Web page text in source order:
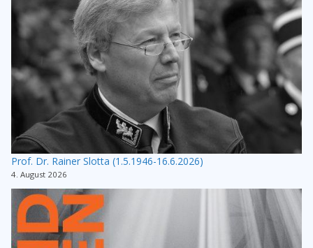
Prof. Dr. Rainer Slotta (1.5.1946-16.6.2026)
4. August 2026